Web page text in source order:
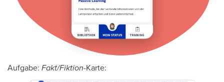
Aufgabe: Fakt/Fiktion-Karte: